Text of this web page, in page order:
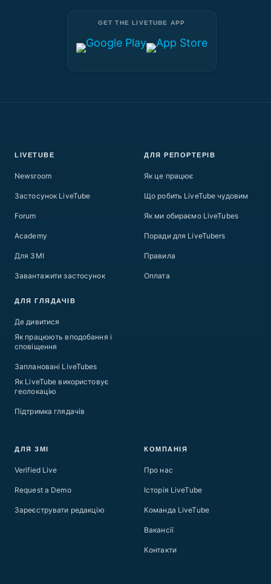
GET THE LIVETUBE APP
LIVETUBE
Newsroom
Застосунок LiveTube
Forum
Academy
Для ЗМІ
Завантажити застосунок
ДЛЯ ГЛЯДАЧІВ
Де дивитися
Як працюють вподобання і
сповіщення
Заплановані LiveTubes
Як LiveTube використовує
геолокацію
Підтримка глядачів
ДЛЯ РЕПОРТЕРІВ
Як це працює
Що робить LiveTube чудовим
Як ми обираємо LiveTubes
Поради для LiveTubers
Правила
Оплата
ДЛЯ ЗМІ
Verified Live
Request a Demo
Зареєструвати редакцію
КОМПАНІЯ
Про нас
Історія LiveTube
Команда LiveTube
Вакансії
Контакти